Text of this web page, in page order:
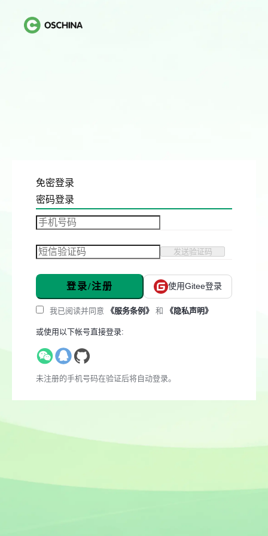
免密登录
密码登录
发送验证码
登录/注册 使用Gitee登录
我已阅读并同意 《服务条例》 和 《隐私声明》
或使用以下帐号直接登录:
未注册的手机号码在验证后将自动登录。